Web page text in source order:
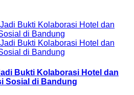
Bukti Kolaborasi Hotel dan
Sosial di Bandung